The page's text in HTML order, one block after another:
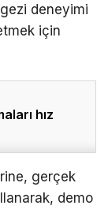
deneyimi
için
hız
gerçek
demo